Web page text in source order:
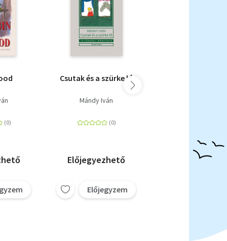
Csutak és a szürke ló
Mándy Iván
Előjegyezhető
Előjegyzem
Online ár:
299 Ft